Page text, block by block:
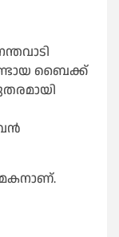
ബൈക്ക്
മകനാണ്.